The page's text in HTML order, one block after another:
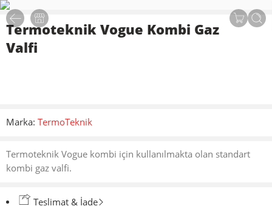
Termoteknik Vogue Kombi Gaz
Valfi
Marka: TermoTeknik
Termoteknik Vogue kombi için kullanılmakta olan standart
kombi gaz valfi.
Teslimat & İade